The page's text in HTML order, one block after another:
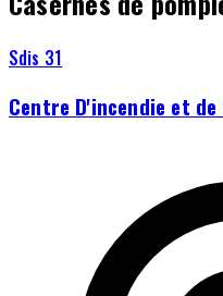
Sdis 31
Centre D'incendie et